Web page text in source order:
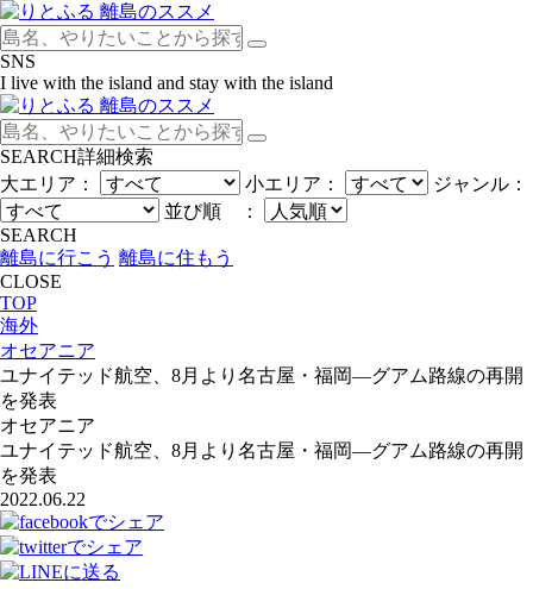
SNS
I live with the island and stay with the island
SEARCH詳細検索
大エリア：
小エリア：
ジャンル：
並び順 ：
SEARCH
離島に行こう 離島に住もう
CLOSE
TOP
海外
オセアニア
ユナイテッド航空、8月より名古屋・福岡―グアム路線の再開
を発表
オセアニア
ユナイテッド航空、8月より名古屋・福岡―グアム路線の再開
を発表
2022.06.22